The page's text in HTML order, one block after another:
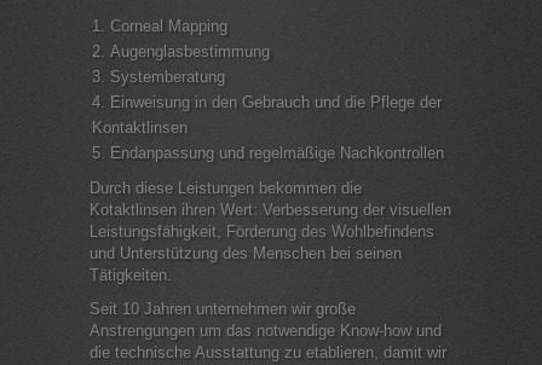
Corneal Mapping
Augenglasbestimmung
Systemberatung
Einweisung in den Gebrauch und die Pflege der
Kontaktlinsen
Endanpassung und regelmäßige Nachkontrollen
Durch diese Leistungen bekommen die
Kotaktlinsen ihren Wert: Verbesserung der visuellen
Leistungsfähigkeit, Förderung des Wohlbefindens
und Unterstützung des Menschen bei seinen
Tätigkeiten.
Seit 10 Jahren unternehmen wir große
Anstrengungen um das notwendige Know-how und
die technische Ausstattung zu etablieren, damit wir